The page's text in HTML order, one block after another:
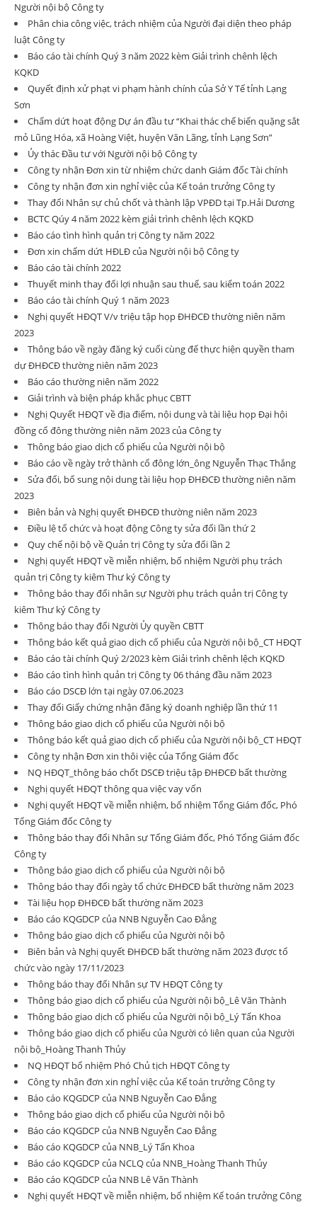
Người nội bộ Công ty
Phân chia công việc, trách nhiệm của Người đại diện theo pháp
luật Công ty
Báo cáo tài chính Quý 3 năm 2022 kèm Giải trình chênh lệch
KQKD
Quyết định xử phạt vi phạm hành chính của Sở Y Tế tỉnh Lạng
Sơn
Chấm dứt hoạt động Dự án đầu tư “Khai thác chế biến quặng sắt
mỏ Lũng Hóa, xã Hoàng Việt, huyện Văn Lãng, tỉnh Lạng Sơn”
Ủy thác Đầu tư với Người nội bộ Công ty
Công ty nhận Đơn xin từ nhiệm chức danh Giám đốc Tài chính
Công ty nhận đơn xin nghỉ việc của Kế toán trưởng Công ty
Thay đổi Nhân sự chủ chốt và thành lập VPĐD tại Tp.Hải Dương
BCTC Qúy 4 năm 2022 kèm giải trình chênh lệch KQKD
Báo cáo tình hình quản trị Công ty năm 2022
Đơn xin chấm dứt HĐLĐ của Người nội bộ Công ty
Báo cáo tài chính 2022
Thuyết minh thay đổi lợi nhuận sau thuế, sau kiểm toán 2022
Báo cáo tài chính Quý 1 năm 2023
Nghị quyết HĐQT V/v triệu tập họp ĐHĐCĐ thường niên năm
2023
Thông báo về ngày đăng ký cuối cùng để thực hiện quyền tham
dự ĐHĐCĐ thường niên năm 2023
Báo cáo thường niên năm 2022
Giải trình và biện pháp khắc phục CBTT
Nghị Quyết HĐQT về địa điểm, nội dung và tài liệu họp Đại hội
đồng cổ đông thường niên năm 2023 của Công ty
Thông báo giao dịch cổ phiếu của Người nội bộ
Báo cáo về ngày trở thành cổ đông lớn_ông Nguyễn Thạc Thắng
Sửa đổi, bổ sung nội dung tài liệu họp ĐHĐCĐ thường niên năm
2023
Biên bản và Nghị quyết ĐHĐCĐ thường niên năm 2023
Điều lệ tổ chức và hoạt động Công ty sửa đổi lần thứ 2
Quy chế nội bộ về Quản trị Công ty sửa đổi lần 2
Nghị quyết HĐQT về miễn nhiệm, bổ nhiệm Người phụ trách
quản trị Công ty kiêm Thư ký Công ty
Thông báo thay đổi nhân sự Người phụ trách quản trị Công ty
kiêm Thư ký Công ty
Thông báo thay đổi Người Ủy quyền CBTT
Thông báo kết quả giao dịch cổ phiếu của Người nội bộ_CT HĐQT
Báo cáo tài chính Quý 2/2023 kèm Giải trình chênh lệch KQKD
Báo cáo tình hình quản trị Công ty 06 tháng đầu năm 2023
Báo cáo DSCĐ lớn tại ngày 07.06.2023
Thay đổi Giấy chứng nhận đăng ký doanh nghiệp lần thứ 11
Thông báo giao dịch cổ phiếu của Người nội bộ
Thông báo kết quả giao dịch cổ phiếu của Người nội bộ_CT HĐQT
Công ty nhận Đơn xin thôi việc của Tổng Giám đốc
NQ HĐQT_thông báo chốt DSCĐ triệu tập ĐHĐCĐ bất thường
Nghị quyết HĐQT thông qua việc vay vốn
Nghị quyết HĐQT về miễn nhiệm, bổ nhiệm Tổng Giám đốc, Phó
Tổng Giám đốc Công ty
Thông báo thay đổi Nhân sự Tổng Giám đốc, Phó Tổng Giám đốc
Công ty
Thông báo giao dịch cổ phiếu của Người nội bộ
Thông báo thay đổi ngày tổ chức ĐHĐCĐ bất thường năm 2023
Tài liệu họp ĐHĐCĐ bất thường năm 2023
Báo cáo KQGDCP của NNB Nguyễn Cao Đẳng
Thông báo giao dịch cổ phiếu của Người nội bộ
Biên bản và Nghị quyết ĐHĐCĐ bất thường năm 2023 được tổ
chức vào ngày 17/11/2023
Thông báo thay đổi Nhân sự TV HĐQT Công ty
Thông báo giao dịch cổ phiếu của Người nội bộ_Lê Văn Thành
Thông báo giao dịch cổ phiếu của Người nội bộ_Lý Tấn Khoa
Thông báo giao dịch cổ phiếu của Người có liên quan của Người
nội bộ_Hoàng Thanh Thủy
NQ HĐQT bổ nhiệm Phó Chủ tịch HĐQT Công ty
Công ty nhận đơn xin nghỉ việc của Kế toán trưởng Công ty
Báo cáo KQGDCP của NNB Nguyễn Cao Đẳng
Thông báo giao dịch cổ phiếu của Người nội bộ
Báo cáo KQGDCP của NNB Nguyễn Cao Đẳng
Báo cáo KQGDCP của NNB_Lý Tấn Khoa
Báo cáo KQGDCP của NCLQ của NNB_Hoàng Thanh Thủy
Báo cáo KQGDCP của NNB Lê Văn Thành
Nghị quyết HĐQT về miễn nhiệm, bổ nhiệm Kế toán trưởng Công